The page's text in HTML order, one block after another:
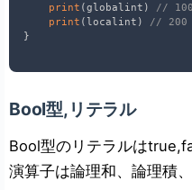
print (globalint )
// 100
print ( localint )
// 200
}
Bool型,リテラル
Bool型のリテラルは
演算子は論理和、論理積